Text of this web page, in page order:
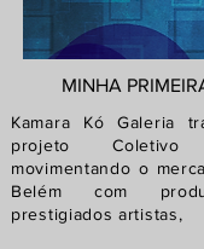
MINHA
Kamara Kó Galeria
projeto
movimentando o
Belém com
prestigiados artistas,